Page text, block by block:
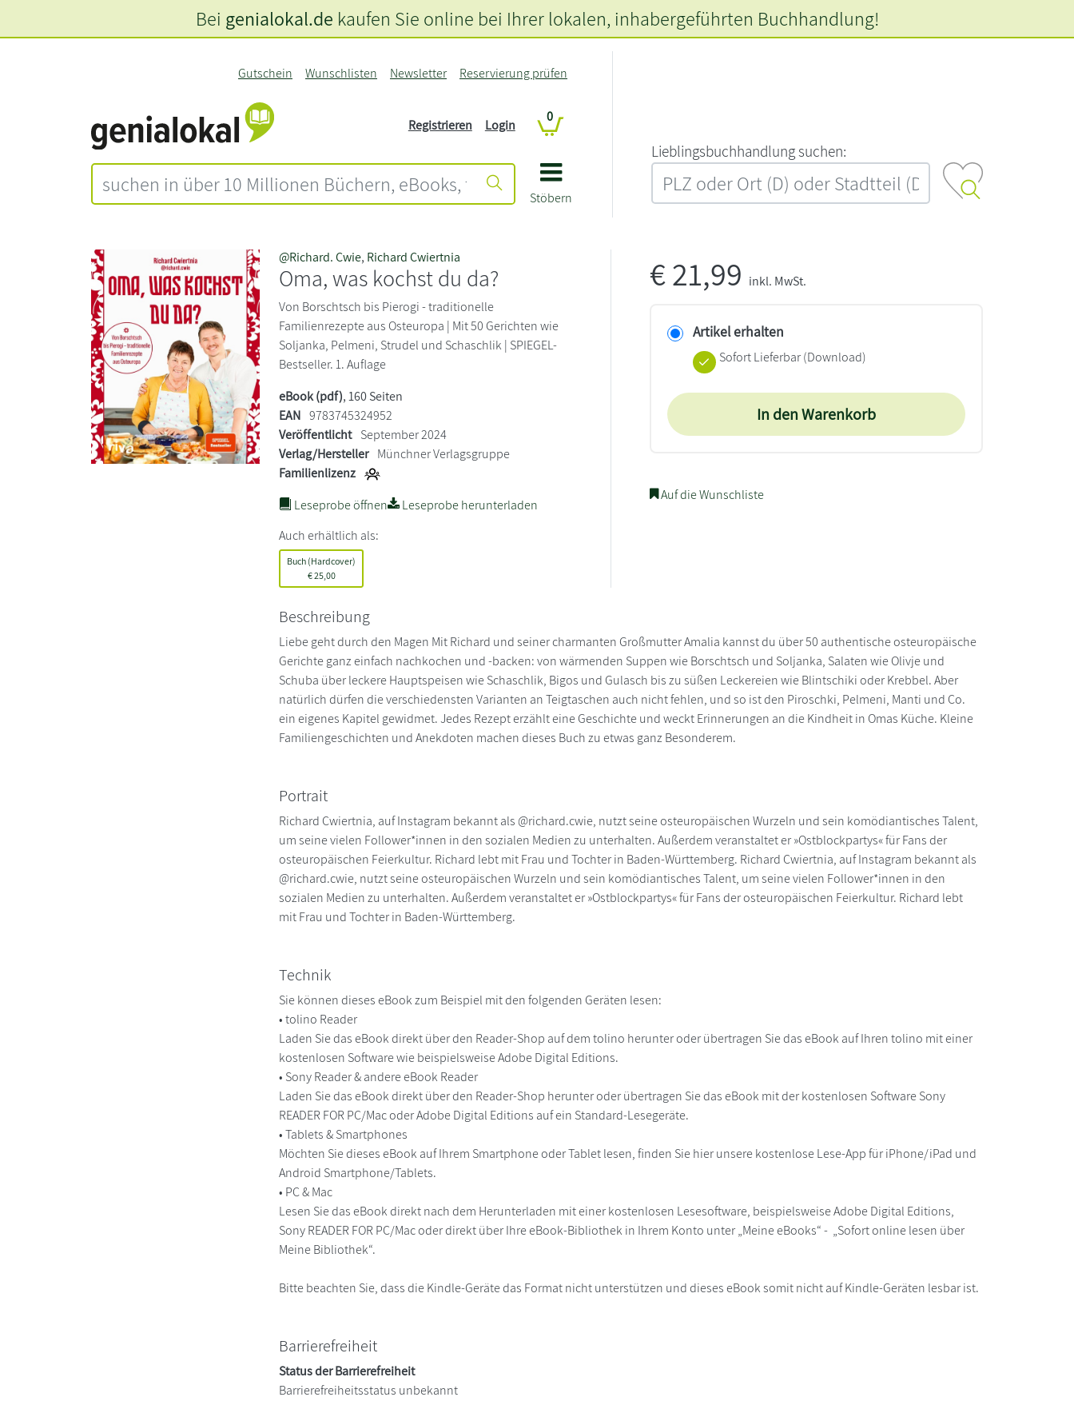
Stöbern
Gutschein Wunschlisten Newsletter Reservierung prüfen
Registrieren Login
0
L‍i‍e‍b‍l‍i‍n‍g‍s‍b‍u‍c‍h‍h‍a‍n‍d‍l‍u‍n‍g‍ ‍s‍u‍c‍h‍e‍n‍:‍
Bei genialokal.de kaufen Sie online bei Ihrer lokalen, inhabergeführten Buchhandlung!
@Richard. Cwie, Richard Cwiertnia
Oma, was kochst du da?
Von Borschtsch bis Pierogi - traditionelle
Familienrezepte aus Osteuropa | Mit 50 Gerichten wie
Soljanka, Pelmeni, Strudel und Schaschlik | SPIEGEL-
Bestseller. 1. Auflage
eBook (pdf), 160 Seiten
EAN 9783745324952
Veröffentlicht September 2024
Verlag/Hersteller Münchner Verlagsgruppe
Familienlizenz
Leseprobe öffnen
Leseprobe herunterladen
Auch erhältlich als:
Buch (Hardcover)
€25,00
€21,99 inkl. MwSt.
Artikel erhalten
Sofort Lieferbar (Download)
In den Warenkorb
Auf die Wunschliste
Beschreibung
Liebe geht durch den Magen Mit Richard und seiner charmanten Großmutter Amalia kannst du über 50 authentische osteuropäische
Gerichte ganz einfach nachkochen und -backen: von wärmenden Suppen wie Borschtsch und Soljanka, Salaten wie Olivje und
Schuba über leckere Hauptspeisen wie Schaschlik, Bigos und Gulasch bis zu süßen Leckereien wie Blintschiki oder Krebbel. Aber
natürlich dürfen die verschiedensten Varianten an Teigtaschen auch nicht fehlen, und so ist den Piroschki, Pelmeni, Manti und Co.
ein eigenes Kapitel gewidmet. Jedes Rezept erzählt eine Geschichte und weckt Erinnerungen an die Kindheit in Omas Küche. Kleine
Familiengeschichten und Anekdoten machen dieses Buch zu etwas ganz Besonderem.
Portrait
Richard Cwiertnia, auf Instagram bekannt als @richard.cwie, nutzt seine osteuropäischen Wurzeln und sein komödiantisches Talent,
um seine vielen Follower*innen in den sozialen Medien zu unterhalten. Außerdem veranstaltet er »Ostblockpartys« für Fans der
osteuropäischen Feierkultur. Richard lebt mit Frau und Tochter in Baden-Württemberg. Richard Cwiertnia, auf Instagram bekannt als
@richard.cwie, nutzt seine osteuropäischen Wurzeln und sein komödiantisches Talent, um seine vielen Follower*innen in den
sozialen Medien zu unterhalten. Außerdem veranstaltet er »Ostblockpartys« für Fans der osteuropäischen Feierkultur. Richard lebt
mit Frau und Tochter in Baden-Württemberg.
Technik
Sie können dieses eBook zum Beispiel mit den folgenden Geräten lesen:
• tolino Reader
Laden Sie das eBook direkt über den Reader-Shop auf dem tolino herunter oder übertragen Sie das eBook auf Ihren tolino mit einer
kostenlosen Software wie beispielsweise Adobe Digital Editions.
• Sony Reader & andere eBook Reader
Laden Sie das eBook direkt über den Reader-Shop herunter oder übertragen Sie das eBook mit der kostenlosen Software Sony
READER FOR PC/Mac oder Adobe Digital Editions auf ein Standard-Lesegeräte.
• Tablets & Smartphones
Möchten Sie dieses eBook auf Ihrem Smartphone oder Tablet lesen, finden Sie hier unsere kostenlose Lese-App für iPhone/iPad und
Android Smartphone/Tablets.
• PC & Mac
Lesen Sie das eBook direkt nach dem Herunterladen mit einer kostenlosen Lesesoftware, beispielsweise Adobe Digital Editions,
Sony READER FOR PC/Mac oder direkt über Ihre eBook-Bibliothek in Ihrem Konto unter „Meine eBooks“ - „Sofort online lesen über
Meine Bibliothek“.
Bitte beachten Sie, dass die Kindle-Geräte das Format nicht unterstützen und dieses eBook somit nicht auf Kindle-Geräten lesbar ist.
Barrierefreiheit
Status der Barrierefreiheit
Barrierefreiheitsstatus unbekannt